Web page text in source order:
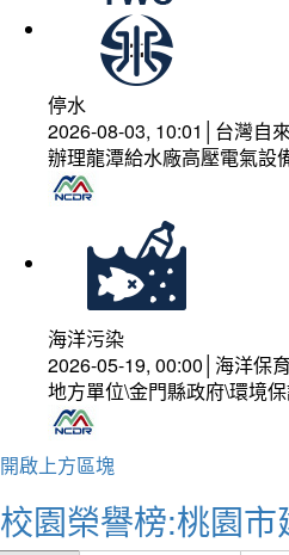
停水
2026-08-03, 10:01│台灣自
辦理龍潭給水廠高壓電氣設
海洋污染
2026-05-19, 00:00│海洋保
地方單位\金門縣政府\環境
開啟上方區塊
校園榮譽榜:桃園